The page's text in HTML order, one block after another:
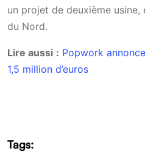
un projet de deuxième usine,
du Nord.
Lire aussi : Popwork
1,5 million d’euros
Tags: